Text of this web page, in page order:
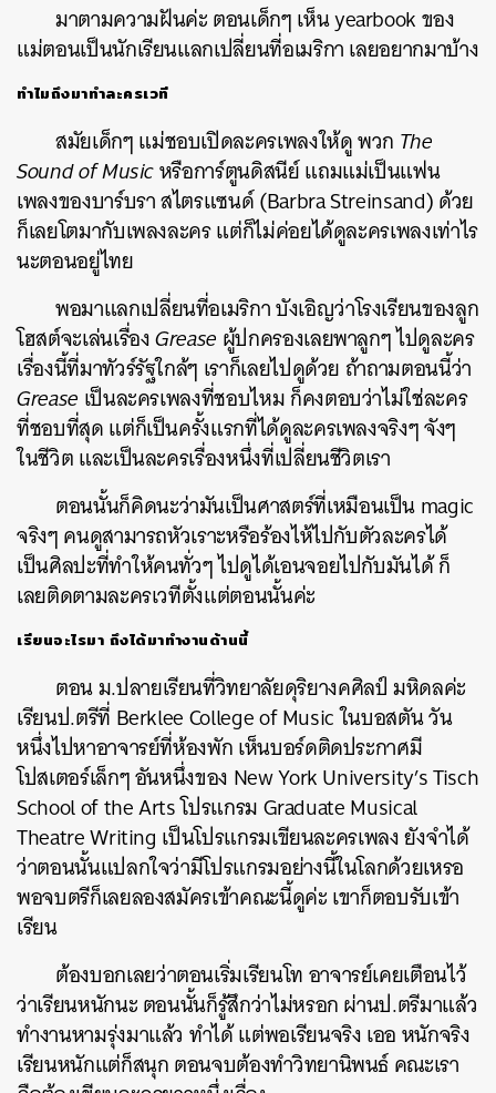
มาตามความฝันค่ะ ตอนเด็กๆ เห็น yearbook ของ
แม่ตอนเป็นนักเรียนแลกเปลี่ยนที่อเมริกา เลยอยากมาบ้าง
ทำไมถึงมาทำละครเวที
สมัยเด็กๆ แม่ชอบเปิดละครเพลงให้ดู พวก The
Sound of Musicหรือการ์ตูนดิสนีย์ แถมแม่เป็นแฟน
เพลงของบาร์บรา สไตรแซนด์ (Barbra Streinsand) ด้วย
ก็เลยโตมากับเพลงละคร แต่ก็ไม่ค่อยได้ดูละครเพลงเท่าไร
นะตอนอยู่ไทย
พอมาแลกเปลี่ยนที่อเมริกา บังเอิญว่าโรงเรียนของลูก
โฮสต์จะเล่นเรื่องGrease ผู้ปกครองเลยพาลูกๆ ไปดูละคร
เรื่องนี้ที่มาทัวร์รัฐใกล้ๆ เราก็เลยไปดูด้วย ถ้าถามตอนนี้ว่า
Grease เป็นละครเพลงที่ชอบไหม ก็คงตอบว่าไม่ใช่ละคร
ที่ชอบที่สุด แต่ก็เป็นครั้งแรกที่ได้ดูละครเพลงจริงๆ จังๆ
ในชีวิต และเป็นละครเรื่องหนึ่งที่เปลี่ยนชีวิตเรา
ตอนนั้นก็คิดนะว่ามันเป็นศาสตร์ที่เหมือนเป็น magic
จริงๆ คนดูสามารถหัวเราะหรือร้องไห้ไปกับตัวละครได้
เป็นศิลปะที่ทำให้คนทั่วๆ ไปดูได้เอนจอยไปกับมันได้ ก็
เลยติดตามละครเวทีตั้งแต่ตอนนั้นค่ะ
เรียนอะไรมา ถึงได้มาทำงานด้านนี้
ตอน ม.ปลายเรียนที่วิทยาลัยดุริยางคศิลป์ มหิดลค่ะ
เรียนป.ตรีที่ Berklee College of Music ในบอสตัน วัน
หนึ่งไปหาอาจารย์ที่ห้องพัก เห็นบอร์ดติดประกาศมี
โปสเตอร์เล็กๆ อันหนึ่งของ New York University’s Tisch
School of the Arts โปรแกรม Graduate Musical
Theatre Writing เป็นโปรแกรมเขียนละครเพลง ยังจำได้
ว่าตอนนั้นแปลกใจว่ามีโปรแกรมอย่างนี้ในโลกด้วยเหรอ
พอจบตรีก็เลยลองสมัครเข้าคณะนี้ดูค่ะ เขาก็ตอบรับเข้า
เรียน
ต้องบอกเลยว่าตอนเริ่มเรียนโท อาจารย์เคยเตือนไว้
ว่าเรียนหนักนะ ตอนนั้นก็รู้สึกว่าไม่หรอก ผ่านป.ตรีมาแล้ว
ทำงานหามรุ่งมาแล้ว ทำได้ แต่พอเรียนจริง เออ หนักจริง
เรียนหนักแต่ก็สนุก ตอนจบต้องทำวิทยานิพนธ์ คณะเรา